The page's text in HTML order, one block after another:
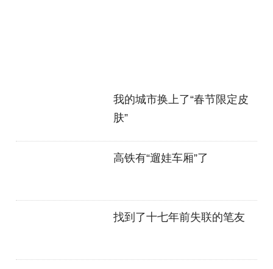
我的城市换上了“春节限定皮
肤”
高铁有“遛娃车厢”了
找到了十七年前失联的笔友